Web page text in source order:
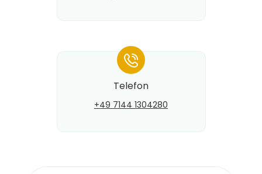
*
Telefon
+49 7144 1304280